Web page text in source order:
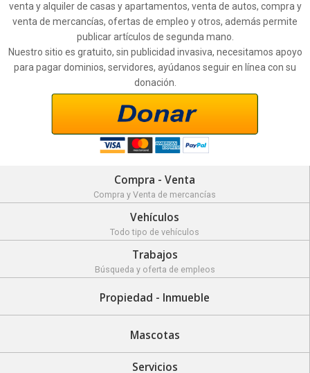
venta y alquiler de casas y apartamentos, venta de autos, compra y
venta de mercancías, ofertas de empleo y otros, además permite
publicar artículos de segunda mano.
Nuestro sitio es gratuito, sin publicidad invasiva, necesitamos apoyo
para pagar dominios, servidores, ayúdanos seguir en línea con su
donación.
Compra - Venta
Compra y Venta de mercancías
Vehículos
Todo tipo de vehículos
Trabajos
Búsqueda y oferta de empleos
Propiedad - Inmueble
Mascotas
Servicios